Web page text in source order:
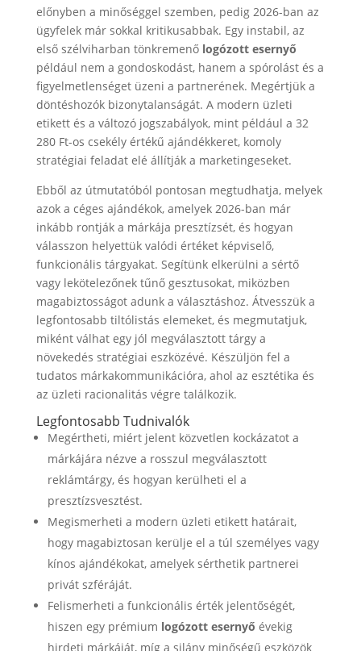
előnyben a minőséggel szemben, pedig 2026-ban az
ügyfelek már sokkal kritikusabbak. Egy instabil, az
első szélviharban tönkremenő logózott esernyő
például nem a gondoskodást, hanem a spórolást és a
figyelmetlenséget üzeni a partnerének. Megértjük a
döntéshozók bizonytalanságát. A modern üzleti
etikett és a változó jogszabályok, mint például a 32
280 Ft-os csekély értékű ajándékkeret, komoly
stratégiai feladat elé állítják a marketingeseket.
Ebből az útmutatóból pontosan megtudhatja, melyek
azok a céges ajándékok, amelyek 2026-ban már
inkább rontják a márkája presztízsét, és hogyan
válasszon helyettük valódi értéket képviselő,
funkcionális tárgyakat. Segítünk elkerülni a sértő
vagy lekötelezőnek tűnő gesztusokat, miközben
magabiztosságot adunk a választáshoz. Átvesszük a
legfontosabb tiltólistás elemeket, és megmutatjuk,
miként válhat egy jól megválasztott tárgy a
növekedés stratégiai eszközévé. Készüljön fel a
tudatos márkakommunikációra, ahol az esztétika és
az üzleti racionalitás végre találkozik.
Legfontosabb Tudnivalók
Megértheti, miért jelent közvetlen kockázatot a
márkájára nézve a rosszul megválasztott
reklámtárgy, és hogyan kerülheti el a
presztízsvesztést.
Megismerheti a modern üzleti etikett határait,
hogy magabiztosan kerülje el a túl személyes vagy
kínos ajándékokat, amelyek sérthetik partnerei
privát szféráját.
Felismerheti a funkcionális érték jelentőségét,
hiszen egy prémium logózott esernyő évekig
hirdeti márkáját, míg a silány minőségű eszközök